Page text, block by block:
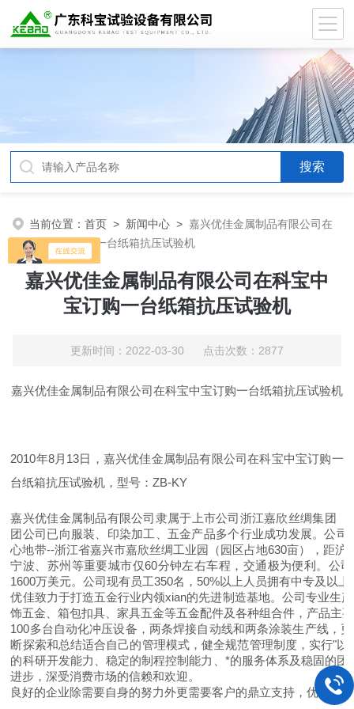
当前位置：首页 > 新闻中心 >嘉兴优佳金属制品有限公司在
科宝中宝订购一台纸箱抗压试验机
嘉兴优佳金属制品有限公司在科宝中
宝订购一台纸箱抗压试验机
更新时间：2022-03-30 点击次数：2877
嘉兴优佳金属制品有限公司在科宝中宝订购一台纸箱抗压试验机
2010年8月13日，嘉兴优佳金属制品有限公司在科宝中宝订购一
台纸箱抗压试验机，型号：ZB-KY
嘉兴优佳金属制品有限公司隶属于上市公司浙江嘉欣丝绸集团
团公司已向服装、印染加工、五金产品多个行业成功发展。公
心地带--浙江省嘉兴市嘉欣丝绸工业园（园区占地630亩），距
宁波、苏州等重要城市仅60分钟左右车程，交通极为便利。公
1600万美元。公司现有员工350名，50%以上人员拥有中专及以上
优佳致力于打造五金行业内领xian的先进制造基地。公司专业生
饰五金、箱包扣具、家具五金等五金配件及各种组合件，产品主
100多台自动化冲压设备，两条焊接自动线和两条涂装生产线，
断探索和总结适合自己的管理模式，健全规范管理制度，实行"
的科研开发能力、稳定的制程控制能力、*的服务体系及稳固的
进步，深受消费市场的信赖和欢迎。
良好的企业除需要自身的努力外更需要客户的鼎立支持，优佳愿